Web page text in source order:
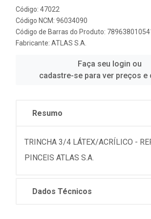
Código: 47022
Código NCM: 96034090
Código de Barras do Produto:
Fabricante: ATLAS S.A.
Faça seu login ou
cadastre-se para ver preços e
Resumo
TRINCHA 3/4 LÁTEX/ACRÍLICO -
PINCEIS ATLAS S.A.
Dados Técnicos